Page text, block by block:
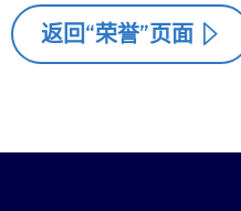
返回“荣誉”页面